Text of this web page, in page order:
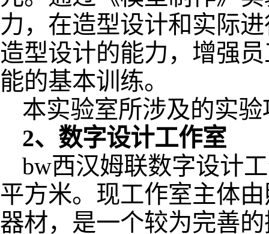
力，在造型设计和实际
造型设计的能力，增强
能的基本训练。
本实验室所涉及的实
2、数字设计工作室
bw西汉姆联数字设计
平方米。现工作室主体
器材，是一个较为完善